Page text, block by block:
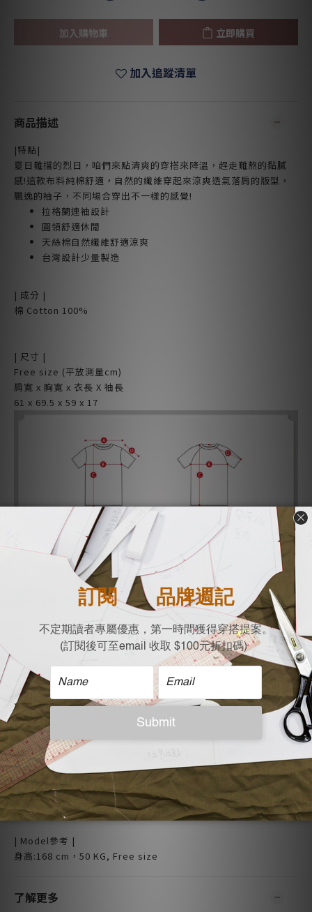
加入購物車 立即購買
加入追蹤清單
商品描述
|特點|
夏日難擋的烈日，咱們來點清爽的穿搭來降溫，趕走難熬的黏膩
感!這款布料純棉舒適，自然的纖維穿起來涼爽透氣落肩的版型，
飄逸的袖子，不同場合穿出不一樣的感覺!
拉格蘭連袖設計
圓領舒適休閒
天絲棉自然纖維舒適涼爽
台灣設計少量製造
| 成分 |
棉 Cotton 100%
| 尺寸 |
Free size (平放測量cm)
肩寬 x 胸寬 x 衣長 X 袖長
61 x 69.5 x 59 x 17
| 注意事項 |
- 可使用30度冷水機洗
- 相似色分開洗滌
- 不可長時間浸泡
- 不可使用含氯漂白水
- 平放晾乾或低溫慢速烘乾
- 低溫反面整燙
| Model參考 |
身高:168 cm，50 KG, Free size
了解更多